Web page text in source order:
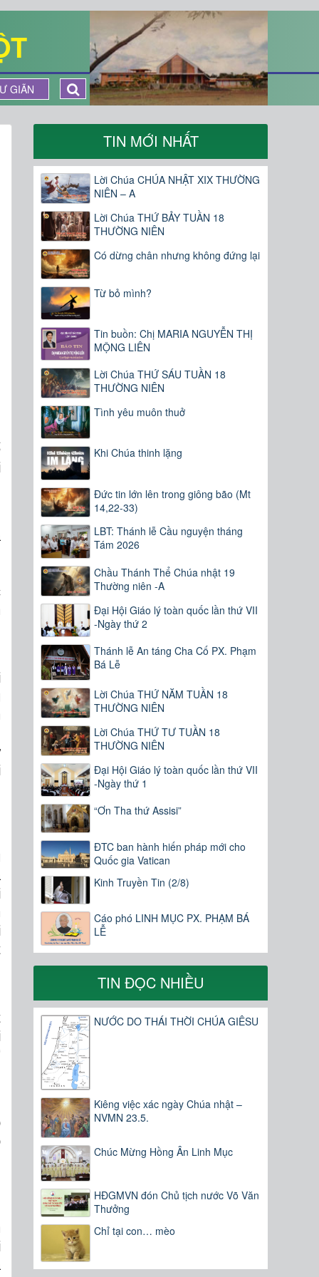
GIÃN
TIN MỚI NHẤT
Lời Chúa CHÚA NHẬT XIX THƯỜNG
NIÊN – A
Lời Chúa THỨ BẢY TUẦN 18
THƯỜNG NIÊN
Có dừng chân nhưng không đứng lại
Từ bỏ mình?
Tin buồn: Chị MARIA NGUYỄN THỊ
MỘNG LIÊN
Lời Chúa THỨ SÁU TUẦN 18
THƯỜNG NIÊN
Tình yêu muôn thuở
Khi Chúa thinh lặng
Đức tin lớn lên trong giông bão (Mt
14,22-33)
LBT: Thánh lễ Cầu nguyện tháng
Tám 2026
Chầu Thánh Thể Chúa nhật 19
Thường niên -A
Đại Hội Giáo lý toàn quốc lần thứ VII
-Ngày thứ 2
Thánh lễ An táng Cha Cố PX. Phạm
Bá Lễ
Lời Chúa THỨ NĂM TUẦN 18
THƯỜNG NIÊN
Lời Chúa THỨ TƯ TUẦN 18
THƯỜNG NIÊN
Đại Hội Giáo lý toàn quốc lần thứ VII
-Ngày thứ 1
“Ơn Tha thứ Assisi”
ĐTC ban hành hiến pháp mới cho
Quốc gia Vatican
Kinh Truyền Tin (2/8)
Cáo phó LINH MỤC PX. PHẠM BÁ
LỄ
TIN ĐỌC NHIỀU
NƯỚC DO THÁI THỜI CHÚA GIÊSU
Kiêng việc xác ngày Chúa nhật –
NVMN 23.5.
Chúc Mừng Hồng Ân Linh Mục
HĐGMVN đón Chủ tịch nước Võ Văn
Thưởng
Chỉ tại con… mèo